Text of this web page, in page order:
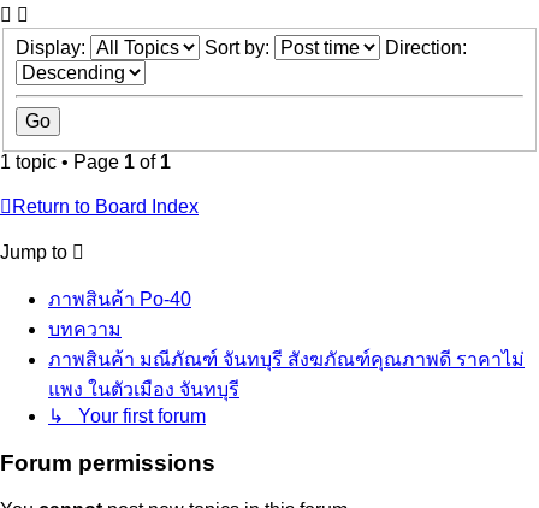
Display: Sort by: Direction:
1 topic • Page 1 of 1
Return to Board Index
Jump to
ภาพสินค้า Po-40
บทความ
ภาพสินค้า มณีภัณฑ์ จันทบุรี สังฆภัณฑ์คุณภาพดี ราคาไม่
แพง ในตัวเมือง จันทบุรี
↳ Your first forum
Forum permissions